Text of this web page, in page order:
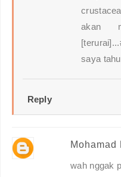
akan
saya tahu
Reply
Mohamad
wah nggak